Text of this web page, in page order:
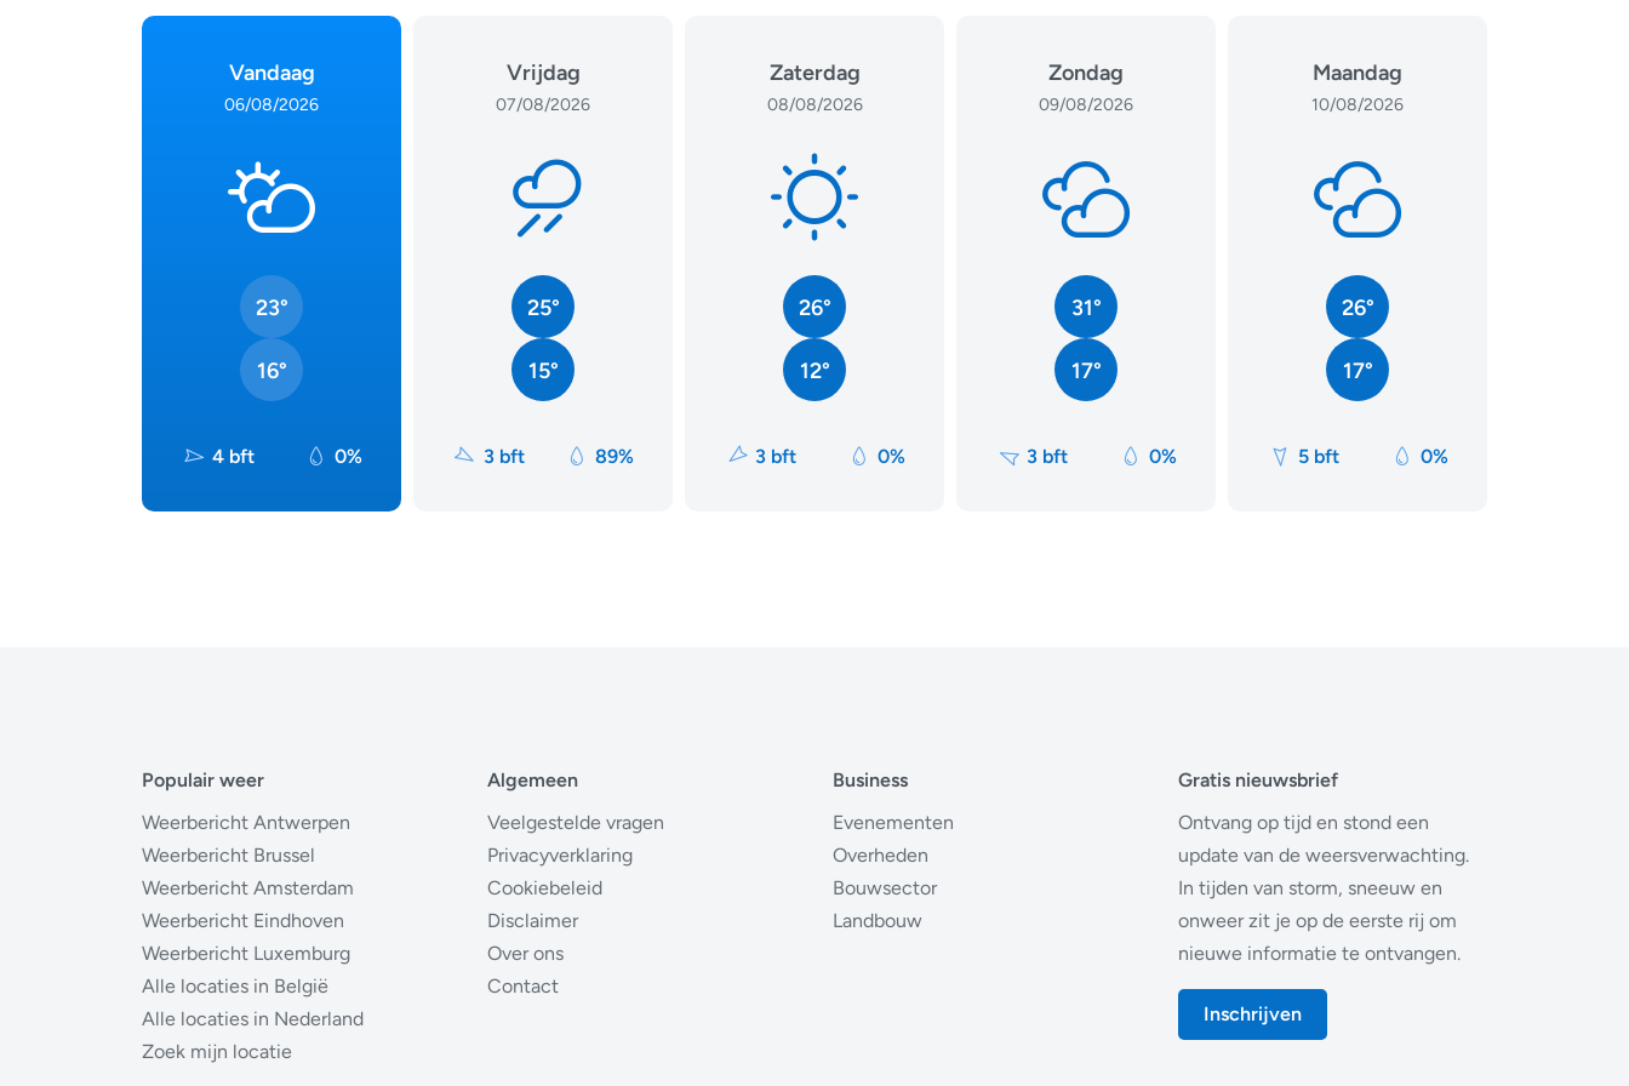
Vandaag
06/08/2026
23°
16°
4 bft 0%
Vrijdag
07/08/2026
25°
15°
3 bft 89%
Zaterdag
08/08/2026
26°
12°
3 bft 0%
Zondag
09/08/2026
31°
17°
3 bft 0%
Maandag
10/08/2026
26°
17°
5 bft 0%
Populair weer
Weerbericht Antwerpen
Weerbericht Brussel
Weerbericht Amsterdam
Weerbericht Eindhoven
Weerbericht Luxemburg
Alle locaties in België
Alle locaties in Nederland
Zoek mijn locatie
Algemeen
Veelgestelde vragen
Privacyverklaring
Cookiebeleid
Disclaimer
Over ons
Contact
Business
Evenementen
Overheden
Bouwsector
Landbouw
Gratis nieuwsbrief
Ontvang op tijd en stond een
update van de weersverwachting.
In tijden van storm, sneeuw en
onweer zit je op de eerste rij om
nieuwe informatie te ontvangen.
Inschrijven